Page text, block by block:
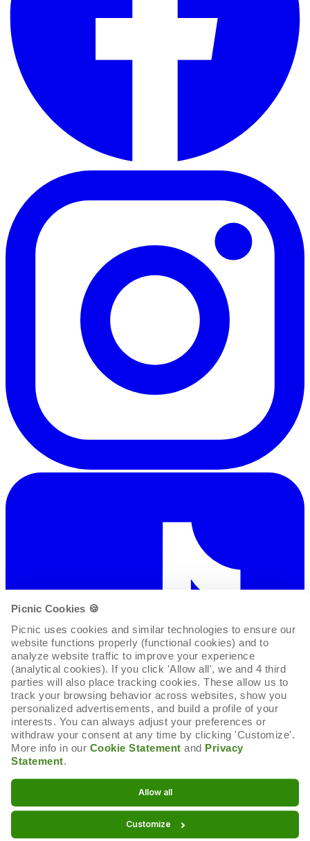
Picnic Cookies 🍪
Picnic uses cookies and similar technologies to ensure our
website functions properly (functional cookies) and to
analyze website traffic to improve your experience
(analytical cookies). If you click 'Allow all', we and 4 third
parties will also place tracking cookies. These allow us to
track your browsing behavior across websites, show you
personalized advertisements, and build a profile of your
interests. You can always adjust your preferences or
withdraw your consent at any time by clicking 'Customize'.
More info in our Cookie Statement and Privacy
Statement.
Allow all
Customize